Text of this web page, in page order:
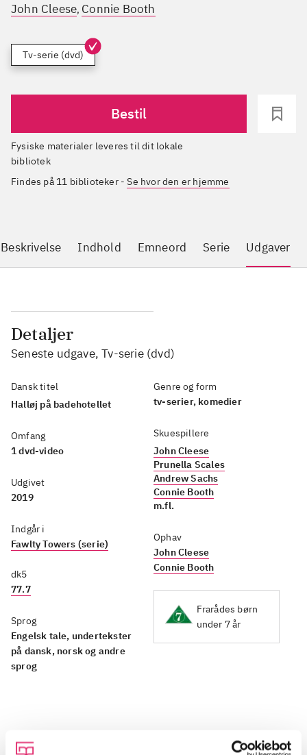
John Cleese, Connie Booth
Tv-serie (dvd)
Bestil
Fysiske materialer leveres til dit lokale
bibliotek
Findes på 11 biblioteker-Se hvor den er hjemme
Beskrivelse Indhold Emneord Serie Udgaver
Detaljer
Seneste udgave, Tv-serie (dvd)
Dansk titel
Halløj på badehotellet
Omfang
1 dvd-video
Udgivet
2019
Indgår i
Fawlty Towers (serie)
dk5
77.7
Sprog
Engelsk tale, undertekster
på dansk, norsk og andre
sprog
Genre og form
tv-serier, komedier
Skuespillere
John Cleese
Prunella Scales
Andrew Sachs
Connie Booth
m.fl.
Ophav
John Cleese
Connie Booth
Frarådes børn
under 7 år